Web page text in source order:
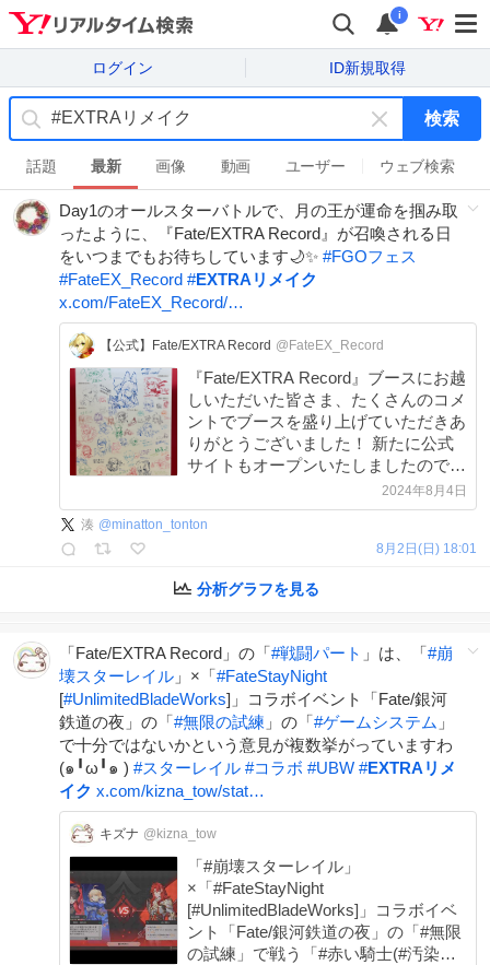
i
ログイン ID新規取得
キ
ー
ワ
ー
ド
を
検索
話題 最新 画像 動画 ユーザー ウェブ検索
Day1のオールスターバトルで、月の王が運命を掴み取
ったように、『Fate/EXTRA Record』が召喚される日
をいつまでもお待ちしています🌙✨ #FGOフェス
#FateEX_Record #EXTRAリメイク
x.com/FateEX_Record/…
【公式】Fate/EXTRA Record @FateEX_Record
『Fate/EXTRA Record』ブースにお越
しいただいた皆さま、たくさんのコメ
ントでブースを盛り上げていただきあ
りがとうございました！ 新たに公式
サイトもオープンいたしましたので、
ぜひチェックしてみてください。
fate-ex-record.bn-ent.net
#FateEX_Record #FGOフェス
2024年8月4日
湊 @minatton_tonton
8月2日(日) 18:01
分析グラフを見る
「Fate/EXTRA Record」の「#戦闘パート 」は、「#崩
壊スターレイル 」×「#FateStayNight
[#UnlimitedBladeWorks]」コラボイベント「Fate/銀河
鉄道の夜」の「#無限の試練 」の「#ゲームシステム 」
で十分ではないかという意見が複数挙がっていますわ
(๑╹ω╹๑ ) #スターレイル #コラボ #UBW #EXTRAリメ
イク x.com/kizna_tow/stat…
キズナ @kizna_tow
「#崩壊スターレイル」
×「#FateStayNight
[#UnlimitedBladeWorks]」コラボイベ
ント「Fate/銀河鉄道の夜」の「#無限
の試練」で戦う「#赤い騎士(#汚染レ